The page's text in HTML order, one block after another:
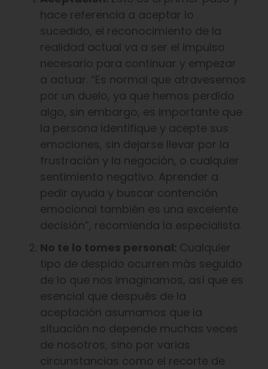
hace referencia a aceptar lo
sucedido, el reconocimiento de la
realidad actual va a ser el impulso
necesario para continuar y empezar
a actuar. “Es normal que atravesemos
por un duelo, ya que hemos perdido
algo, sin embargo, es importante que
la persona identifique y acepte sus
emociones, sin dejarse llevar por la
frustración y la negación, o cualquier
sentimiento negativo. Aprender a
pedir ayuda y buscar contención
emocional también es una excelente
decisión”, recomienda la especialista.
No te lo tomes personal: Cualquier
tipo de despido ocurren más seguido
de lo que nos imaginamos, así que es
esencial que después de la
aceptación asumamos que la
situación no depende muchas veces
de nosotros, sino por varias
circunstancias como el recorte de